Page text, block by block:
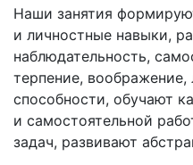
Наши занятия
и личностные навыки,
наблюдательность,
терпение, воображение,
способности, обучают
и самостоятельной
задач, развивают